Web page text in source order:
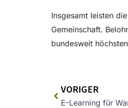
Insgesamt leisten
Gemeinschaft.
bundesweit
VORIGER
E-Learning für